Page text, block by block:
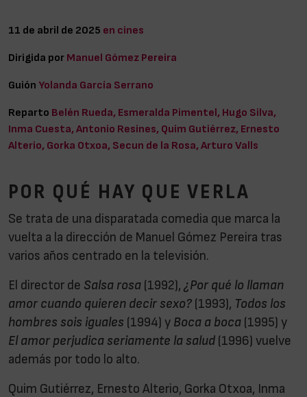
11 de abril de 2025 en cines
Dirigida por Manuel Gómez Pereira
Guión Yolanda García Serrano
Reparto Belén Rueda, Esmeralda Pimentel, Hugo Silva,
Inma Cuesta, Antonio Resines, Quim Gutiérrez, Ernesto
Alterio, Gorka Otxoa, Secun de la Rosa, Arturo Valls
POR QUÉ HAY QUE VERLA
Se trata de una disparatada comedia que marca la
vuelta a la dirección de Manuel Gómez Pereira tras
varios años centrado en la televisión.
El director de Salsa rosa (1992), ¿Por qué lo llaman
amor cuando quieren decir sexo? (1993), Todos los
hombres sois iguales (1994) y Boca a boca (1995) y
El amor perjudica seriamente la salud (1996) vuelve
además por todo lo alto.
Quim Gutiérrez, Ernesto Alterio, Gorka Otxoa, Inma